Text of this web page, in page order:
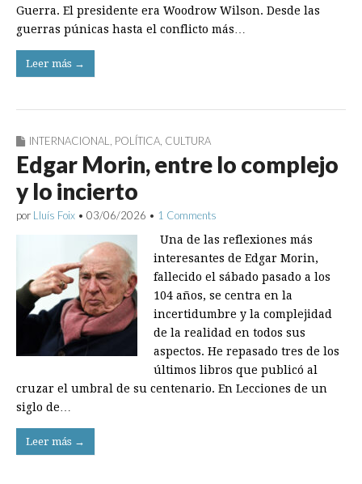
Guerra. El presidente era Woodrow Wilson. Desde las
guerras púnicas hasta el conflicto más…
Leer más →
INTERNACIONAL POLÍTICA CULTURA
Edgar Morin, entre lo complejo
y lo incierto
por Lluís Foix • 03/06/2026 • 1 Comments
Una de las reflexiones más
interesantes de Edgar Morin,
fallecido el sábado pasado a los
104 años, se centra en la
incertidumbre y la complejidad
de la realidad en todos sus
aspectos. He repasado tres de los
últimos libros que publicó al
cruzar el umbral de su centenario. En Lecciones de un
siglo de…
Leer más →